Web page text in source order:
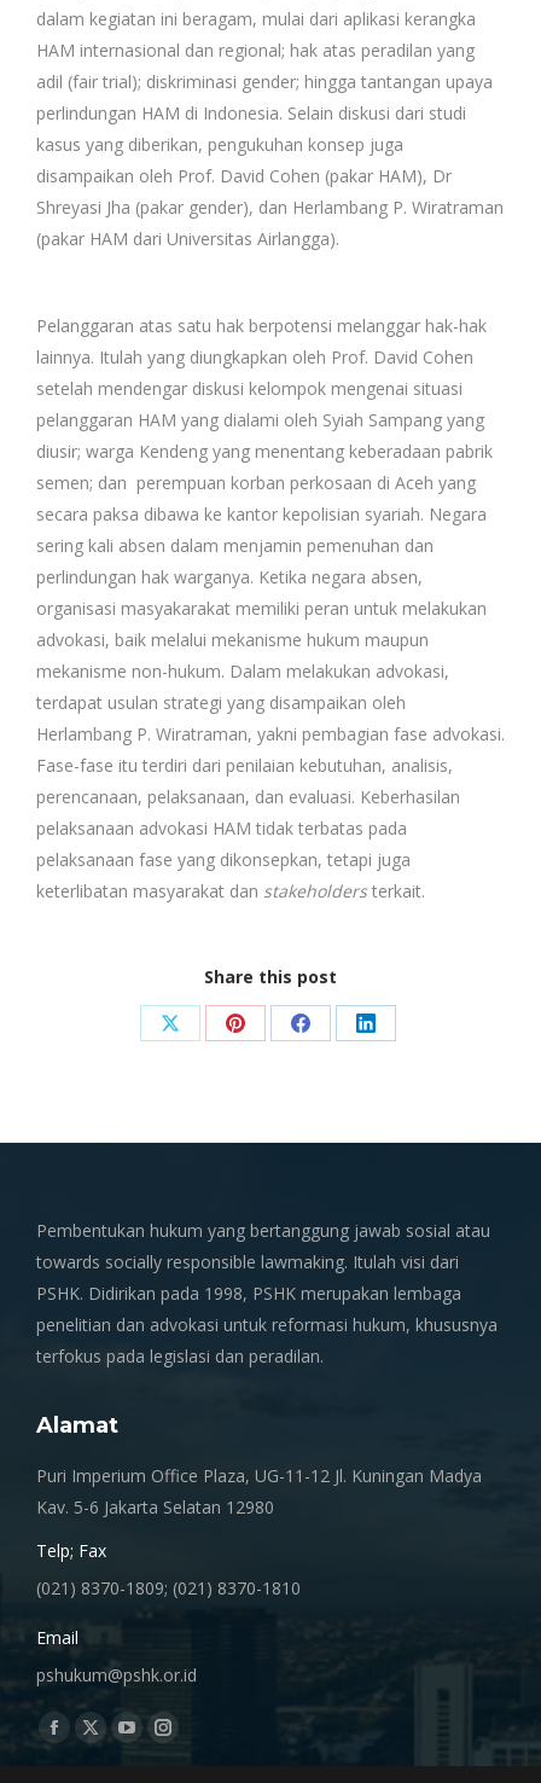
dalam kegiatan ini beragam, mulai dari aplikasi kerangka
HAM internasional dan regional; hak atas peradilan yang
adil (fair trial); diskriminasi gender; hingga tantangan upaya
perlindungan HAM di Indonesia. Selain diskusi dari studi
kasus yang diberikan, pengukuhan konsep juga
disampaikan oleh Prof. David Cohen (pakar HAM), Dr
Shreyasi Jha (pakar gender), dan Herlambang P. Wiratraman
(pakar HAM dari Universitas Airlangga).
Pelanggaran atas satu hak berpotensi melanggar hak-hak
lainnya. Itulah yang diungkapkan oleh Prof. David Cohen
setelah mendengar diskusi kelompok mengenai situasi
pelanggaran HAM yang dialami oleh Syiah Sampang yang
diusir; warga Kendeng yang menentang keberadaan pabrik
semen; dan perempuan korban perkosaan di Aceh yang
secara paksa dibawa ke kantor kepolisian syariah. Negara
sering kali absen dalam menjamin pemenuhan dan
perlindungan hak warganya. Ketika negara absen,
organisasi masyakarakat memiliki peran untuk melakukan
advokasi, baik melalui mekanisme hukum maupun
mekanisme non-hukum. Dalam melakukan advokasi,
terdapat usulan strategi yang disampaikan oleh
Herlambang P. Wiratraman, yakni pembagian fase advokasi.
Fase-fase itu terdiri dari penilaian kebutuhan, analisis,
perencanaan, pelaksanaan, dan evaluasi. Keberhasilan
pelaksanaan advokasi HAM tidak terbatas pada
pelaksanaan fase yang dikonsepkan, tetapi juga
keterlibatan masyarakat dan stakeholdersterkait.
Share this post
Share Share Share Share
Pembentukan hukum yang bertanggung jawab sosial atau
towards socially responsible lawmaking. Itulah visi dari
PSHK. Didirikan pada 1998, PSHK merupakan lembaga
penelitian dan advokasi untuk reformasi hukum, khususnya
terfokus pada legislasi dan peradilan.
Alamat
Puri Imperium Office Plaza, UG-11-12 Jl. Kuningan Madya
Kav. 5-6 Jakarta Selatan 12980
Telp; Fax
(021) 8370-1809; (021) 8370-1810
Email
pshukum@pshk.or.id
Find us on:
Facebook
X
YouTubeInstagram